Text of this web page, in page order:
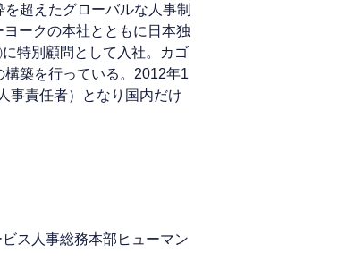
超えたグローバルな人事制
ークの本社とともに日本独
特別顧問として入社。カゴ
築を行っている。2012年1
事責任者）となり国内だけ
ス人事総務本部ヒューマン